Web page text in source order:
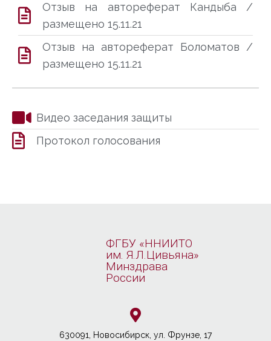
Отзыв на автореферат Кандыба /
размещено 15.11.21
Отзыв на автореферат Боломатов /
размещено 15.11.21
Видео заседания защиты
Протокол голосования
ФГБУ «ННИИТО
им. Я.Л.Цивьяна»
Минздрава
России
630091, Новосибирcк, ул. Фрунзе, 17